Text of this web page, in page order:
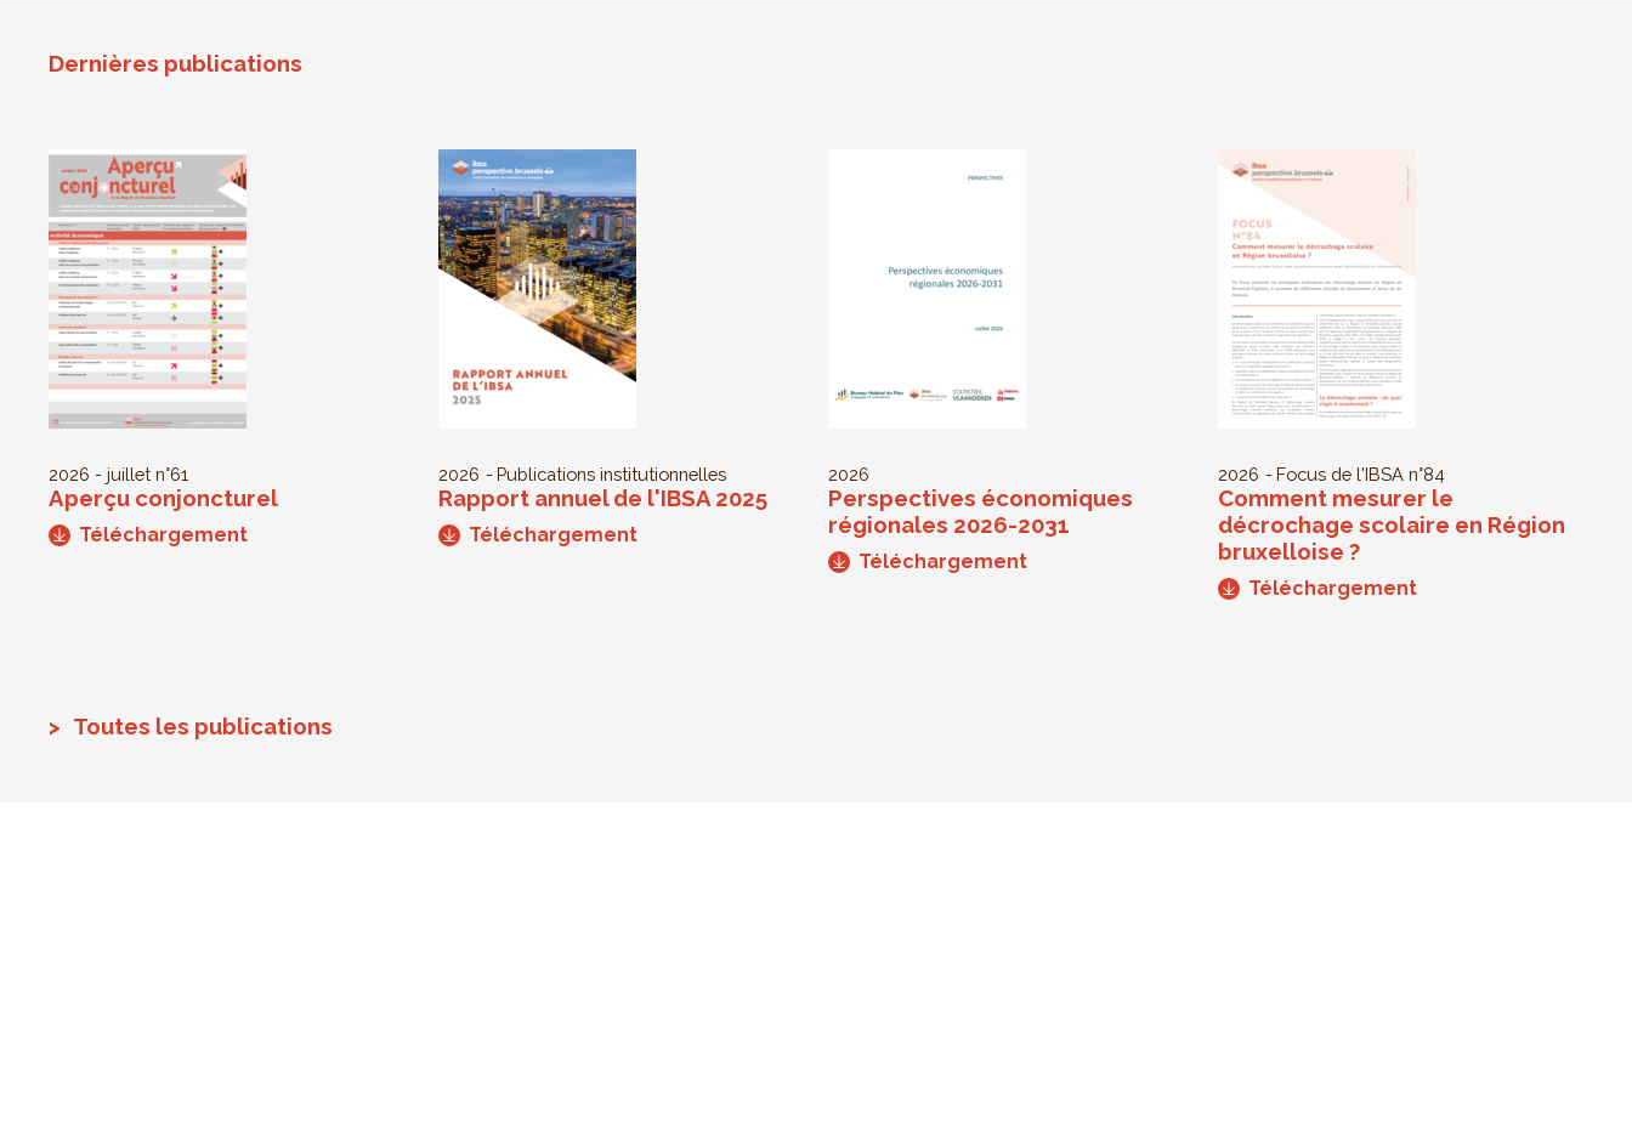
Dernières publications
2026 - juillet n°61
Aperçu conjoncturel
Téléchargement
2026 Publications institutionnelles
Rapport annuel de l'IBSA 2025
Téléchargement
2026
Perspectives économiques
régionales 2026-2031
Téléchargement
2026 Focus de l'IBSA n°84
Comment mesurer le
décrochage scolaire en Région
bruxelloise ?
Téléchargement
Toutes les publications